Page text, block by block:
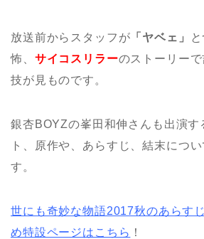
放送前からスタッフが 「ヤベェ」
怖、 サイコスリラーのストーリー
技が見ものです。
銀杏BOYZの峯田和伸さんも出演す
ト、原作や、あらすじ、結末につ
す。
世にも奇妙な物語2017秋のあらす
め特設ページはこちら ！